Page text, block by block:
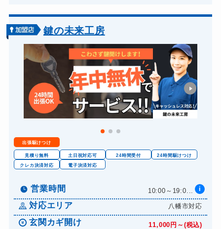
鍵の未来工房
出張駆けつけ
見積り無料 土日祝対応可 24時間受付
24時間駆けつけ
クレカ決済対応
電子決済対応
営業時間 10:00～19:0... i
対応エリア 八幡市対応
玄関カギ開け 11,000円～(税込)